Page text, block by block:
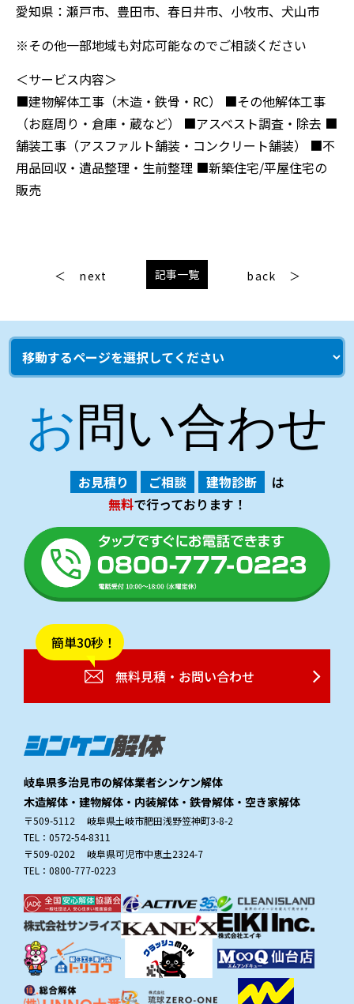
愛知県：瀬戸市、豊田市、春日井市、小牧市、犬山市
※その他一部地域も対応可能なのでご相談ください
＜サービス内容＞
■建物解体工事（木造・鉄骨・RC） ■その他解体工事
（お庭周り・倉庫・蔵など） ■アスベスト調査・除去 ■
舗装工事（アスファルト舗装・コンクリート舗装） ■不
用品回収・遺品整理・生前整理 ■新築住宅/平屋住宅の
販売
next 記事一覧 back
お問い合わせ
お見積り ご相談 建物診断
は
無料で行っております！
簡単30秒！
無料見積・お問い合わせ
岐阜県多治見市の解体業者シンケン解体
木造解体・建物解体・内装解体・鉄骨解体・空き家解体
〒509-5112 岐阜県土岐市肥田浅野笠神町3-8-2
TEL：0572-54-8311
〒509-0202 岐阜県可児市中恵土2324-7
TEL：0800-777-0223